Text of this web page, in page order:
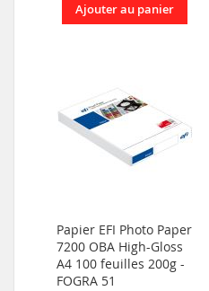
Ajouter au panier
Papier EFI Photo Paper
7200 OBA High-Gloss
A4 100 feuilles 200g -
FOGRA 51